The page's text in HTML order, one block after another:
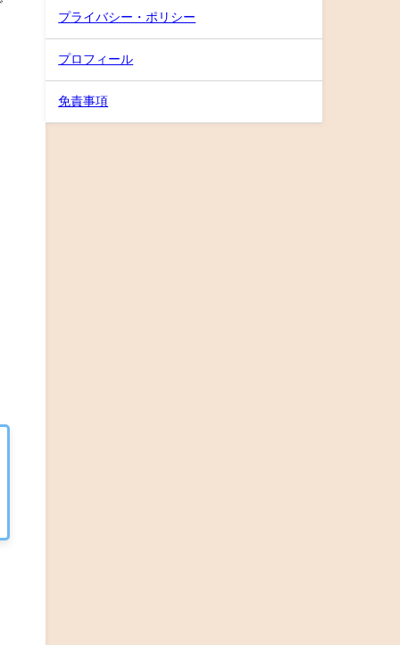
プライバシー・ポリシー
プロフィール
免責事項